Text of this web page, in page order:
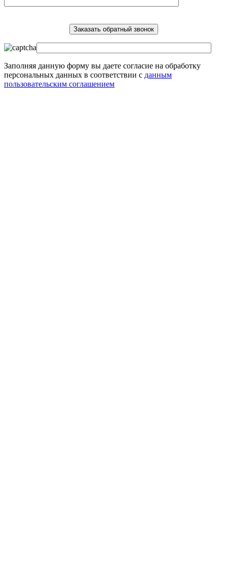
Заполняя данную форму вы даете согласие на обработку
персональных данных в соответствии с данным
пользовательским соглашением